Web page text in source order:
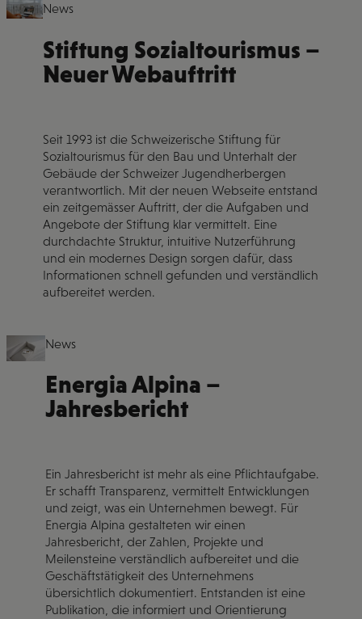
News
Stiftung Sozialtourismus –
Neuer Webauftritt
Seit 1993 ist die Schweizerische Stiftung für
Sozialtourismus für den Bau und Unterhalt der
Gebäude der Schweizer Jugendherbergen
verantwortlich. Mit der neuen Webseite entstand
ein zeitgemässer Auftritt, der die Aufgaben und
Angebote der Stiftung klar vermittelt. Eine
durchdachte Struktur, intuitive Nutzerführung
und ein modernes Design sorgen dafür, dass
Informationen schnell gefunden und verständlich
aufbereitet werden.
News
Energia Alpina –
Jahresbericht
Ein Jahresbericht ist mehr als eine Pflichtaufgabe.
Er schafft Transparenz, vermittelt Entwicklungen
und zeigt, was ein Unternehmen bewegt. Für
Energia Alpina gestalteten wir einen
Jahresbericht, der Zahlen, Projekte und
Meilensteine verständlich aufbereitet und die
Geschäftstätigkeit des Unternehmens
übersichtlich dokumentiert. Entstanden ist eine
Publikation, die informiert und Orientierung